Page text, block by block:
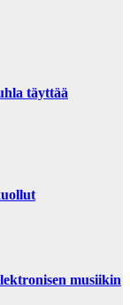
täyttää
musiikin